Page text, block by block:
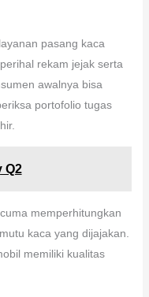
pasang kaca
rekam jejak serta
awalnya bisa
portofolio tugas
Q2
memperhitungkan
kaca yang dijajakan.
memiliki kualitas